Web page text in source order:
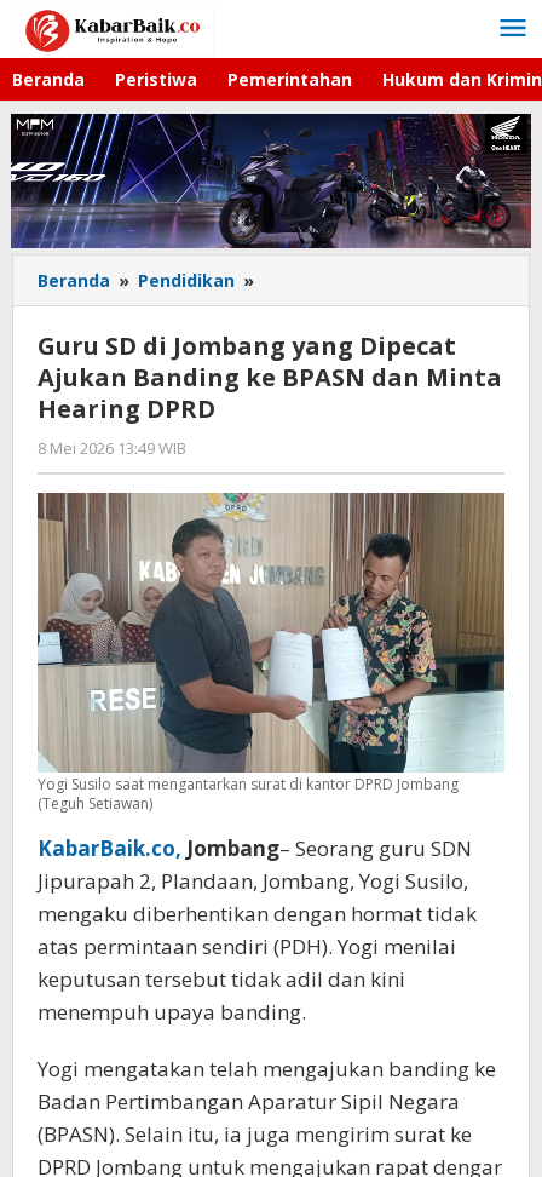
Lewati
konten
Beranda Peristiwa Pemerintahan Hukum dan
Beranda » Pendidikan »
SD
Jombang
yang
BPASN
dan
Minta
Hearing
Guru SD di Jombang yang Dipecat
Ajukan Banding ke BPASN dan Minta
Hearing DPRD
8 Mei 2026 13:49 WIB
Imam
WD
Yogi Susilo saat mengantarkan surat di kantor DPRD Jombang
(Teguh Setiawan)
KabarBaik.co, Jombang– Seorang guru SDN
Jipurapah 2, Plandaan, Jombang, Yogi Susilo,
mengaku diberhentikan dengan hormat tidak
atas permintaan sendiri (PDH). Yogi menilai
keputusan tersebut tidak adil dan kini
menempuh upaya banding.
Yogi mengatakan telah mengajukan banding ke
Badan Pertimbangan Aparatur Sipil Negara
(BPASN). Selain itu, ia juga mengirim surat ke
DPRD Jombang untuk mengajukan rapat dengar